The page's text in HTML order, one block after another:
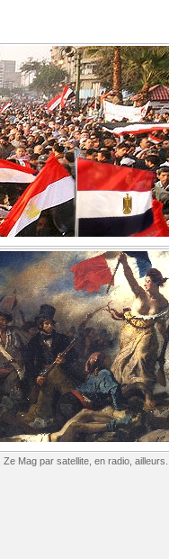
Ze Mag par satellite, en radio, ailleurs...